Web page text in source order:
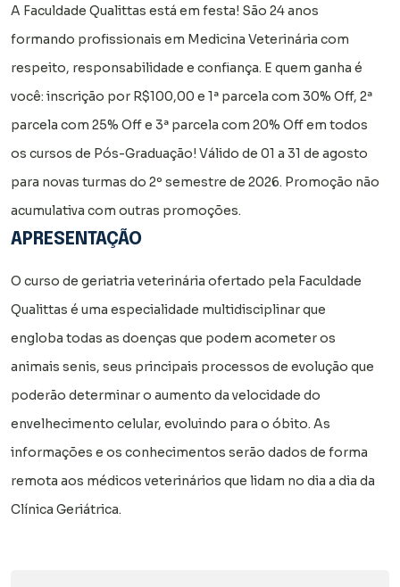
A Faculdade Qualittas está em festa! São 24 anos
formando profissionais em Medicina Veterinária com
respeito, responsabilidade e confiança. E quem ganha é
você: inscrição por R$100,00 e 1ª parcela com 30% Off, 2ª
parcela com 25% Off e 3ª parcela com 20% Off em todos
os cursos de Pós-Graduação! Válido de 01 a 31 de agosto
para novas turmas do 2º semestre de 2026. Promoção não
acumulativa com outras promoções.
APRESENTAÇÃO
O curso de geriatria veterinária ofertado pela Faculdade
Qualittas é uma especialidade multidisciplinar que
engloba todas as doenças que podem acometer os
animais senis, seus principais processos de evolução que
poderão determinar o aumento da velocidade do
envelhecimento celular, evoluindo para o óbito. As
informações e os conhecimentos serão dados de forma
remota aos médicos veterinários que lidam no dia a dia da
Clínica Geriátrica.